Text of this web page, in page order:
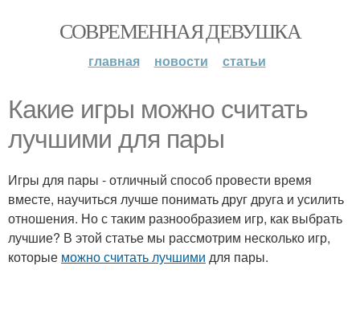
СОВРЕМЕННАЯ ДЕВУШКА
главная новости статьи
Какие игры можно считать
лучшими для пары
Игры для пары - отличный способ провести время
вместе, научиться лучше понимать друг друга и усилить
отношения. Но с таким разнообразием игр, как выбрать
лучшие? В этой статье мы рассмотрим несколько игр,
которые можно считать лучшими для пары.